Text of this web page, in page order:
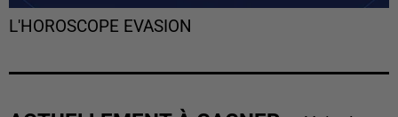
L'HOROSCOPE EVASION